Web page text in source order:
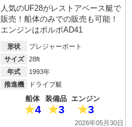
人気のUF28がレストアベース艇で
販売！船体のみでの販売も可能！
エンジンはボルボAD41
形状
プレジャーボート
サイズ
28ft
年式
1993年
推進機
ドライブ艇
船体
4
装備品
3
エンジン
3
2026年05月30日